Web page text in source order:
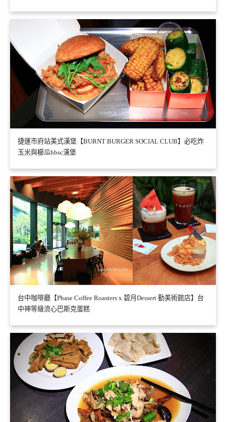
捷運市府站美式漢堡【BURNT BURGER SOCIAL CLUB】必吃炸
玉米與櫛瓜bbsc漢堡
台中咖啡廳【Phase Coffee Roasters x 碧月Dessert 勤美術館店】台
中神等級流心巴斯克蛋糕